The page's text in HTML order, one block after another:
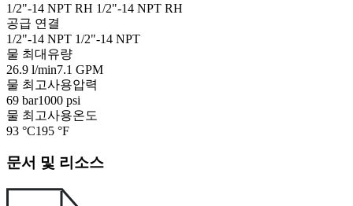
1/2"-14 NPT RH 1/2"-14 NPT RH
공급 연결
1/2"-14 NPT 1/2"-14 NPT
물 최대유량
26.9 l/min7.1 GPM
물 최고사용압력
69 bar1000 psi
물 최고사용온도
93 °C195 °F
문서 및 리소스